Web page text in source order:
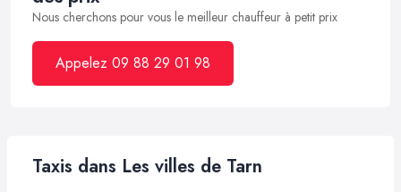
Nous cherchons pour vous le meilleur chauffeur à petit prix
Appelez 09 88 29 01 98
Taxis dans Les villes de Tarn